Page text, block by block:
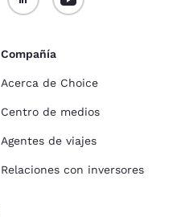
Compañía
Acerca de Choice
Centro de medios
Agentes de viajes
Relaciones con inversores